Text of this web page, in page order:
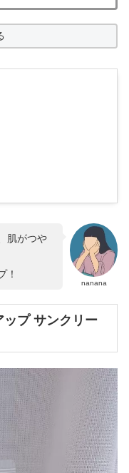
nanana
肌がつや
！
プ サンクリー